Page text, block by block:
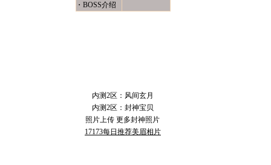
・BOSS介绍
内测2区：风间玄月
内测2区：封神宝贝
照片上传 更多封神照片
17173每日推荐美眉相片